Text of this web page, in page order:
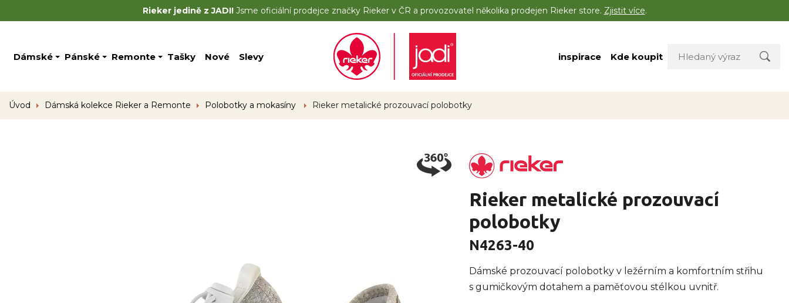
Rieker jedině z JADI!Jsme oficiální prodejce značky Rieker v ČR a provozovatel několika prodejen Rieker store. Zjistit více.
Dámské Pánské Remonte Tašky Nové Slevy inspirace Kde koupit
Úvod Dámská kolekce Rieker a Remonte Polobotky a mokasíny Rieker metalické prozouvací polobotky
Rieker metalické prozouvací
polobotky
N4263-40
Dámské prozouvací polobotky v ležérním a komfortním střihu
s gumičkovým dotahem a paměťovou stélkou uvnitř.